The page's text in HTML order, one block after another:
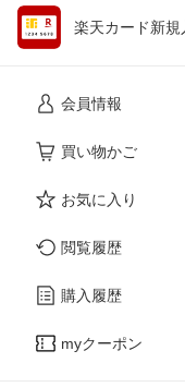
楽天カード新規
会員情報
買い物かご
お気に入り
閲覧履歴
購入履歴
myクーポン